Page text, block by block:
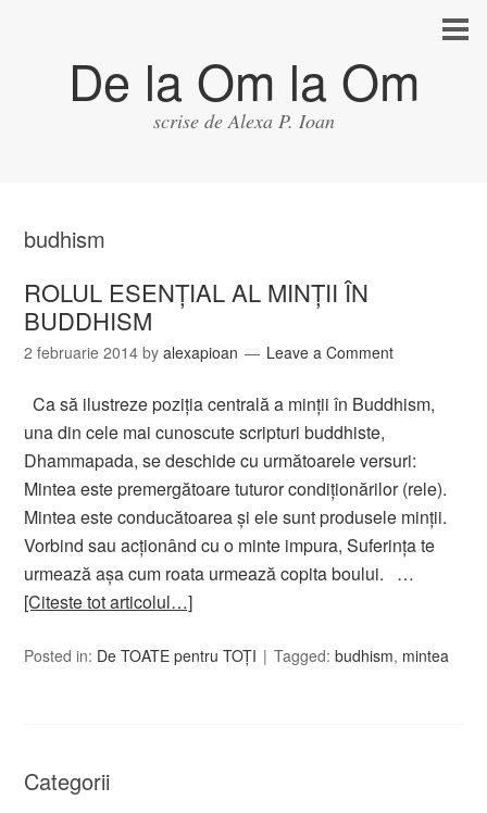
De la Om la Om
scrise de Alexa P. Ioan
budhism
ROLUL ESENŢIAL AL MINŢII ÎN
BUDDHISM
2 februarie 2014 byalexapioan Leave a Comment
Ca să ilustreze poziţia centrală a minţii în Buddhism,
una din cele mai cunoscute scripturi buddhiste,
Dhammapada, se deschide cu următoarele versuri:
Mintea este premergătoare tuturor condiţionărilor (rele).
Mintea este conducătoarea şi ele sunt produsele minţii.
Vorbind sau acţionând cu o minte impura, Suferinţa te
urmează aşa cum roata urmează copita boului. …
[Citeste tot articolul…]
Posted in: De TOATE pentru TOȚI Tagged:budhism, mintea
Categorii